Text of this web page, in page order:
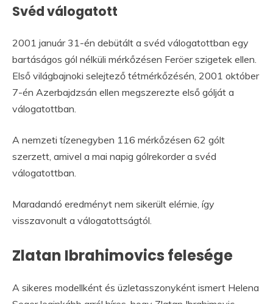
Svéd válogatott
2001 január 31-én debütált a svéd válogatottban egy
bartáságos gól nélküli mérkőzésen Feröer szigetek ellen.
Első világbajnoki selejtező tétmérkőzésén, 2001 október
7-én Azerbajdzsán ellen megszerezte első gólját a
válogatottban.
A nemzeti tízenegyben 116 mérkőzésen 62 gólt
szerzett, amivel a mai napig gólrekorder a svéd
válogatottban.
Maradandó eredményt nem sikerült elérnie, így
visszavonult a válogatottságtól.
Zlatan Ibrahimovics felesége
A sikeres modellként és üzletasszonyként ismert Helena